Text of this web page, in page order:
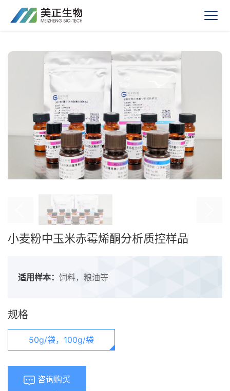
小麦粉中玉米赤霉烯酮分析质控样品
适用样本： 饲料，粮油等
规格
50g/袋，100g/袋
咨询购买